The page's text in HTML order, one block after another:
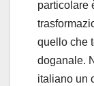
particolare
quello che
doganale.
italiano un